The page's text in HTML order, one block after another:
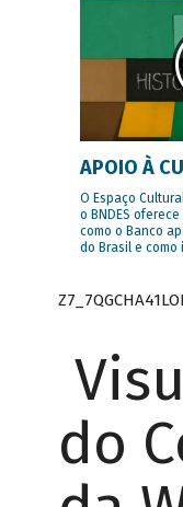
APOIO À
O Espaço
o BNDES
como o Banco
do Brasil e
do